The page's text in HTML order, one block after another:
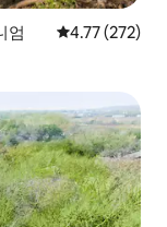
엄 평점 4.77점(5
4.77 (272)